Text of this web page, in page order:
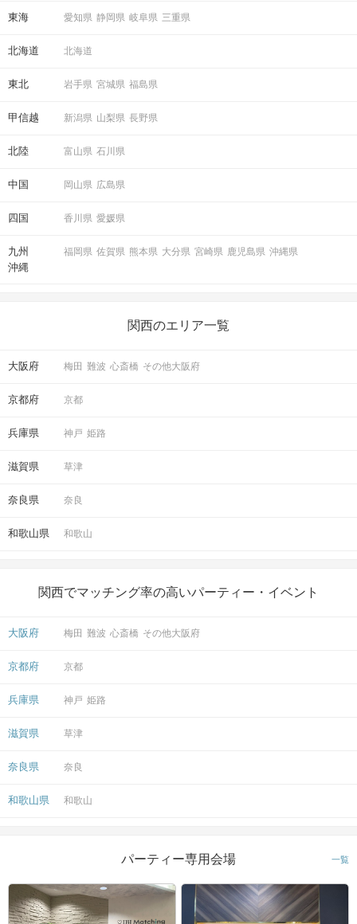
東海 愛知県 静岡県 岐阜県 三重県
北海道 北海道
東北 岩手県 宮城県 福島県
甲信越 新潟県 山梨県 長野県
北陸 富山県 石川県
中国 岡山県 広島県
四国 香川県 愛媛県
九州
沖縄
福岡県 佐賀県 熊本県 大分県 宮崎県 鹿児島県 沖縄県
関西のエリア一覧
大阪府 梅田 難波 心斎橋 その他大阪府
京都府 京都
兵庫県 神戸 姫路
滋賀県 草津
奈良県 奈良
和歌山県 和歌山
関西でマッチング率の高いパーティー・イベント
大阪府 梅田 難波 心斎橋 その他大阪府
京都府 京都
兵庫県 神戸 姫路
滋賀県 草津
奈良県 奈良
和歌山県 和歌山
パーティー専用会場 一覧